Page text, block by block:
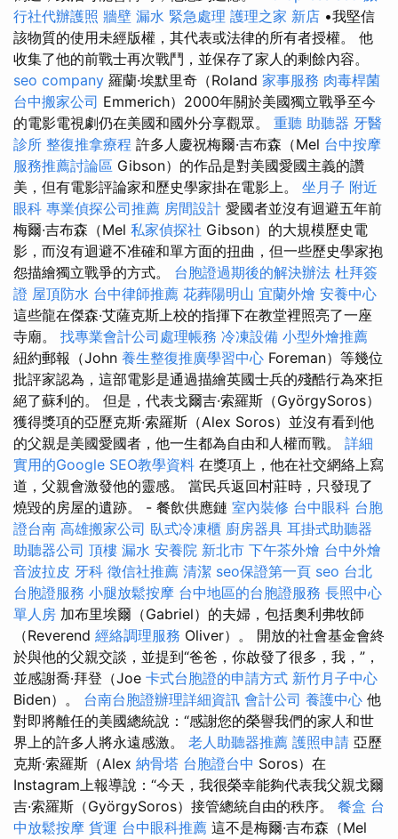
行社代辦護照 牆壁 漏水 緊急處理 護理之家 新店 •我堅信
該物質的使用未經版權，其代表或法律的所有者授權。 他
收集了他的前戰士再次戰鬥，並保存了家人的剩餘內容。
seo company 羅蘭·埃默里奇（Roland 家事服務 肉毒桿菌
台中搬家公司 Emmerich）2000年關於美國獨立戰爭至今
的電影電視劇仍在美國和國外分享觀眾。 重聽 助聽器 牙醫
診所 整復推拿療程 許多人慶祝梅爾·吉布森（Mel 台中按摩
服務推薦討論區 Gibson）的作品是對美國愛國主義的讚
美，但有電影評論家和歷史學家掛在電影上。 坐月子 附近
眼科 專業偵探公司推薦 房間設計 愛國者並沒有迴避五年前
梅爾·吉布森（Mel 私家偵探社 Gibson）的大規模歷史電
影，而沒有迴避不准確和單方面的扭曲，但一些歷史學家抱
怨描繪獨立戰爭的方式。 台胞證過期後的解決辦法 杜拜簽
證 屋頂防水 台中律師推薦 花葬陽明山 宜蘭外燴 安養中心
這些龍在傑森·艾薩克斯上校的指揮下在教堂裡照亮了一座
寺廟。 找專業會計公司處理帳務 冷凍設備 小型外燴推薦
紐約郵報（John 養生整復推廣學習中心 Foreman）等幾位
批評家認為，這部電影是通過描繪英國士兵的殘酷行為來拒
絕了蘇利的。 但是，代表戈爾吉·索羅斯（GyörgySoros）
獲得獎項的亞歷克斯·索羅斯（Alex Soros）並沒有看到他
的父親是美國愛國者，他一生都為自由和人權而戰。 詳細
實用的Google SEO教學資料 在獎項上，他在社交網絡上寫
道，父親會激發他的靈感。 當民兵返回村莊時，只發現了
燒毀的房屋的遺跡。 - 餐飲供應鏈 室內裝修 台中眼科 台胞
證台南 高雄搬家公司 臥式冷凍櫃 廚房器具 耳掛式助聽器
助聽器公司 頂樓 漏水 安養院 新北市 下午茶外燴 台中外燴
音波拉皮 牙科 徵信社推薦 清潔 seo保證第一頁 seo 台北
台胞證服務 小腿放鬆按摩 台中地區的台胞證服務 長照中心
單人房 加布里埃爾（Gabriel）的夫婦，包括奧利弗牧師
（Reverend 經絡調理服務 Oliver）。 開放的社會基金會終
於與他的父親交談，並提到“爸爸，你啟發了很多，我，”，
並感謝喬·拜登（Joe 卡式台胞證的申請方式 新竹月子中心
Biden）。 台南台胞證辦理詳細資訊 會計公司 養護中心 他
對即將離任的美國總統說：“感謝您的榮譽我們的家人和世
界上的許多人將永遠感激。 老人助聽器推薦 護照申請 亞歷
克斯·索羅斯（Alex 納骨塔 台胞證台中 Soros）在
Instagram上報導說：“今天，我很榮幸能夠代表我父親戈爾
吉·索羅斯（GyörgySoros）接管總統自由的秩序。 餐盒 台
中放鬆按摩 貨運 台中眼科推薦 這不是梅爾·吉布森（Mel